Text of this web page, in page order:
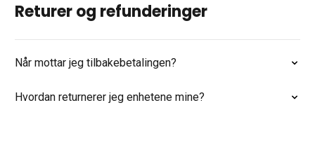
Returer og refunderinger
Når mottar jeg tilbakebetalingen?
Hvordan returnerer jeg enhetene mine?